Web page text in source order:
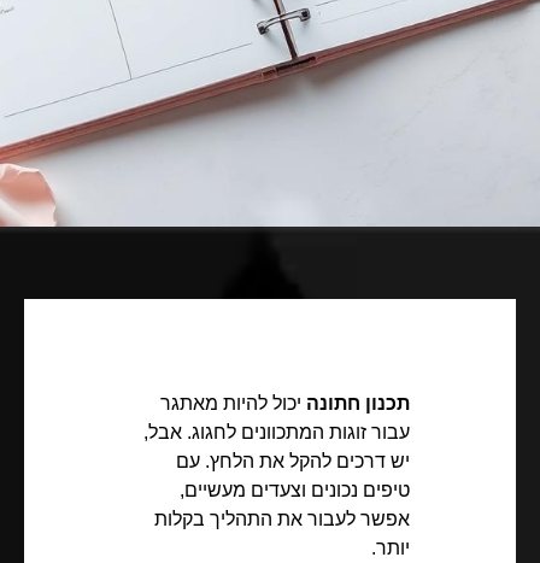
תכנון חתונה יכול להיות מאתגר
עבור זוגות המתכוונים לחגוג. אבל,
יש דרכים להקל את הלחץ. עם
טיפים נכונים וצעדים מעשיים,
אפשר לעבור את התהליך בקלות
יותר.